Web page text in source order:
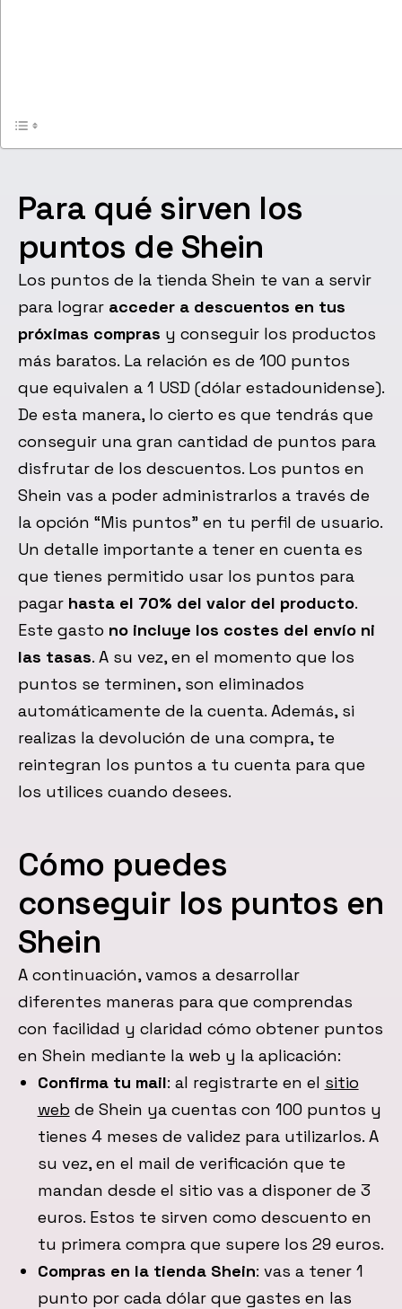
Para qué sirven los
puntos de Shein
Los puntos de la tienda Shein te van a servir
para lograr acceder a descuentos en tus
próximas compras y conseguir los productos
más baratos. La relación es de 100 puntos
que equivalen a 1 USD (dólar estadounidense).
De esta manera, lo cierto es que tendrás que
conseguir una gran cantidad de puntos para
disfrutar de los descuentos. Los puntos en
Shein vas a poder administrarlos a través de
la opción “Mis puntos” en tu perfil de usuario.
Un detalle importante a tener en cuenta es
que tienes permitido usar los puntos para
pagar hasta el 70% del valor del producto.
Este gasto no incluye los costes del envío ni
las tasas. A su vez, en el momento que los
puntos se terminen, son eliminados
automáticamente de la cuenta. Además, si
realizas la devolución de una compra, te
reintegran los puntos a tu cuenta para que
los utilices cuando desees.
Cómo puedes
conseguir los puntos en
Shein
A continuación, vamos a desarrollar
diferentes maneras para que comprendas
con facilidad y claridad cómo obtener puntos
en Shein mediante la web y la aplicación:
Confirma tu mail: al registrarte en el sitio
web de Shein ya cuentas con 100 puntos y
tienes 4 meses de validez para utilizarlos. A
su vez, en el mail de verificación que te
mandan desde el sitio vas a disponer de 3
euros. Estos te sirven como descuento en
tu primera compra que supere los 29 euros.
Compras en la tienda Shein: vas a tener 1
punto por cada dólar que gastes en las